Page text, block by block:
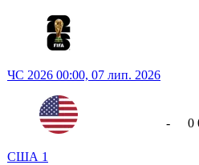
ЧС 2026 00:00, 07 лип. 2026
США 1
- 0